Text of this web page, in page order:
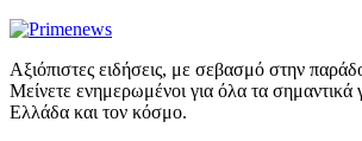
Αξιόπιστες ειδήσεις, με σεβασμό στην
Μείνετε ενημερωμένοι για όλα τα σημαντικά
Ελλάδα και τον κόσμο.